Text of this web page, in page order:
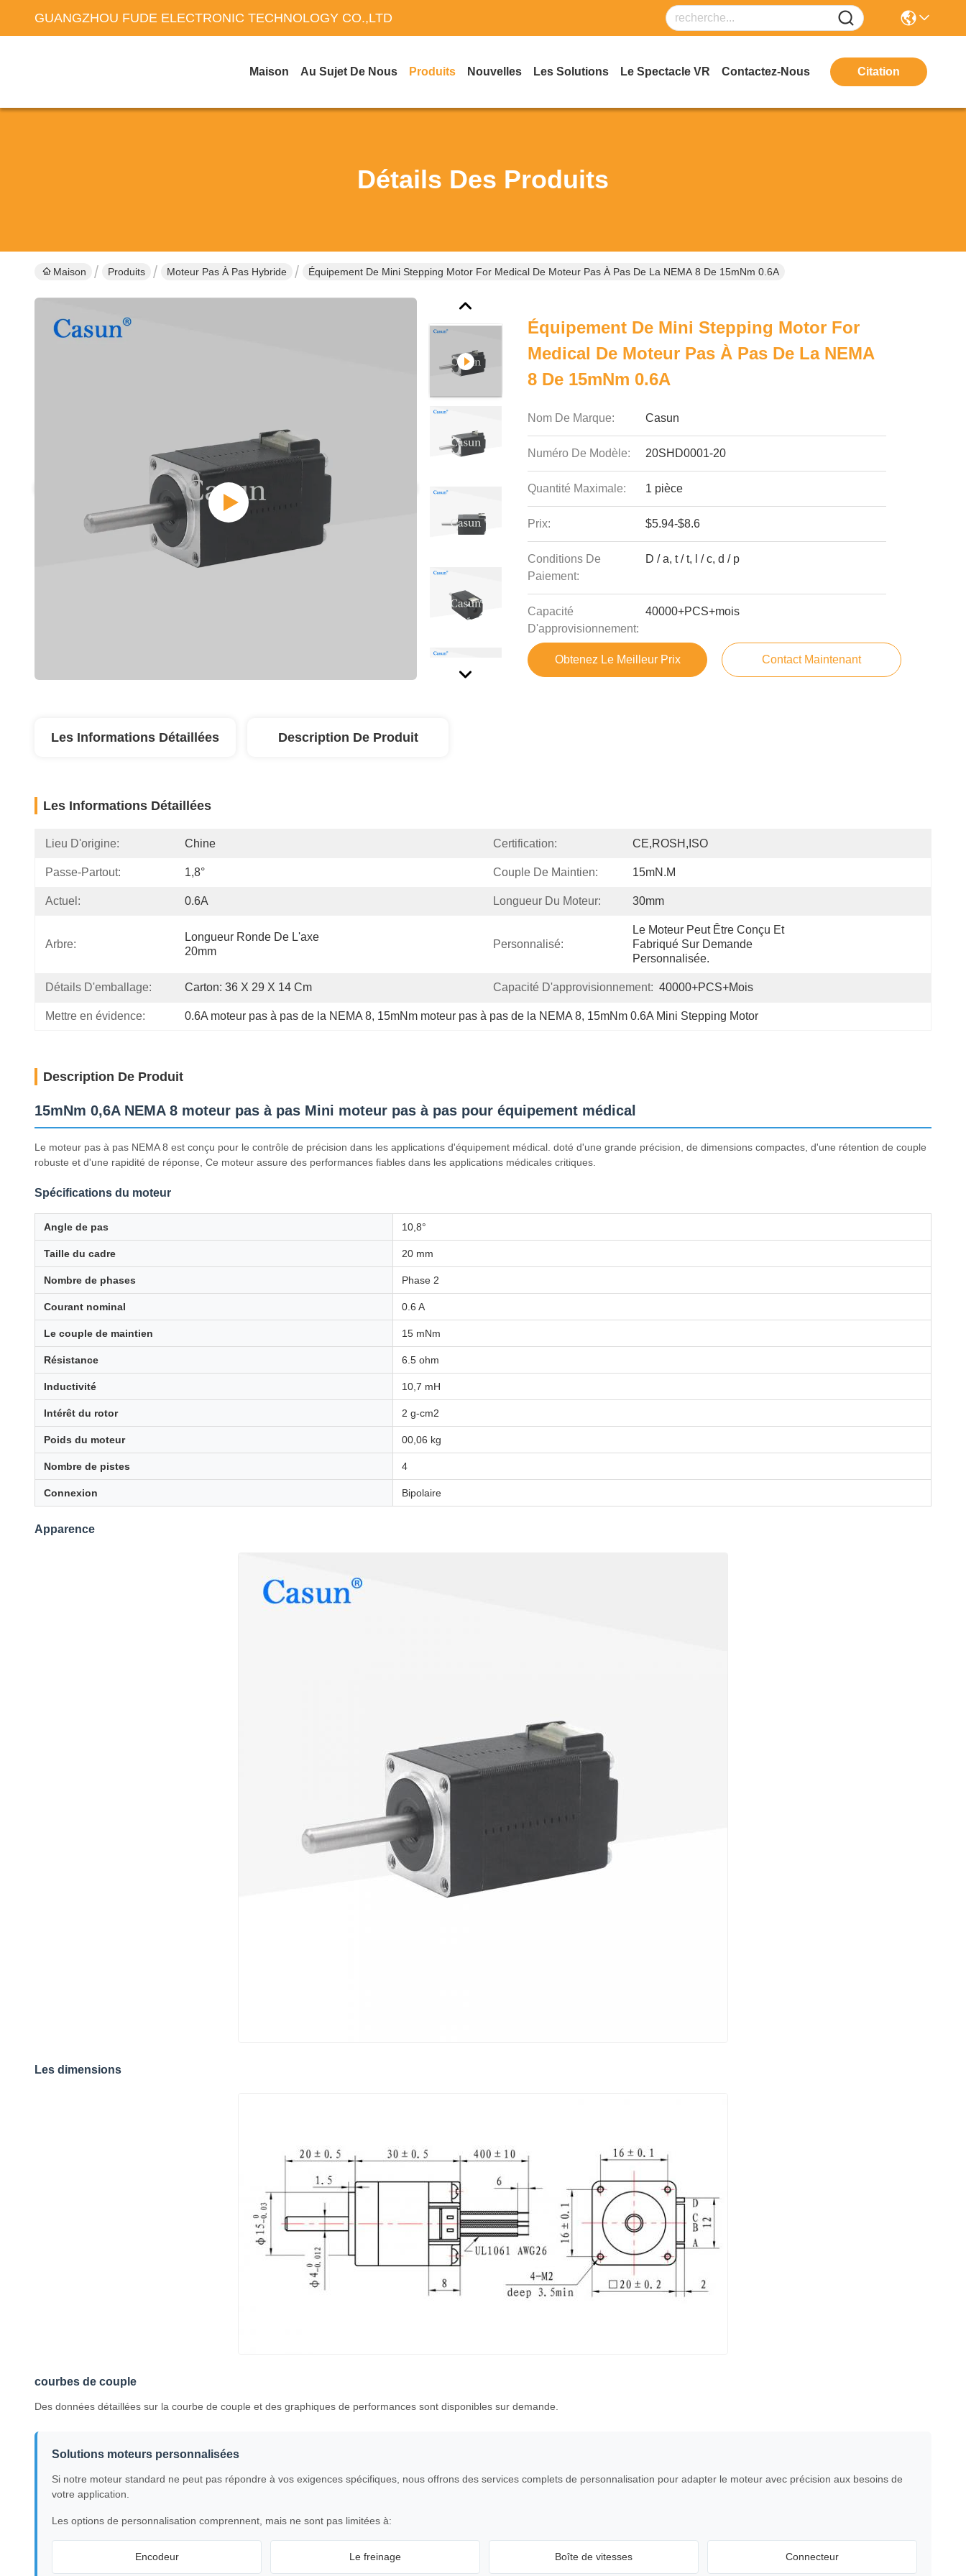
GUANGZHOU FUDE ELECTRONIC TECHNOLOGY CO.,LTD
Maison Au Sujet De Nous Produits Nouvelles Les Solutions Le Spectacle VR Contactez-Nous Citation
Détails Des Produits
Maison Produits Moteur Pas À Pas Hybride Équipement De Mini Stepping Motor For Medical De Moteur Pas À Pas De La NEMA 8 De 15mNm 0.6A
Équipement De Mini Stepping Motor For
Medical De Moteur Pas À Pas De La NEMA
8 De 15mNm 0.6A
Nom De Marque: Casun
Numéro De Modèle: 20SHD0001-20
Quantité Maximale: 1 pièce
Prix: $5.94-$8.6
Conditions De
Paiement:
D / a, t / t, l / c, d / p
Capacité
D'approvisionnement:
40000+PCS+mois
Obtenez Le Meilleur Prix Contact Maintenant
Les Informations Détaillées Description De Produit
Les Informations Détaillées
Lieu D'origine: Chine Certification: CE,ROSH,ISO
Passe-Partout: 1,8° Couple De Maintien: 15mN.m
Actuel: 0.6A Longueur Du Moteur: 30mm
Arbre:
Longueur Ronde De L'axe
20mm
Personnalisé:
Le Moteur Peut Être Conçu Et
Fabriqué Sur Demande
Personnalisée.
Détails D'emballage: Carton: 36 X 29 X 14 Cm Capacité D'approvisionnement: 40000+PCS+mois
Mettre en évidence: 0.6A moteur pas à pas de la NEMA 8, 15mNm moteur pas à pas de la NEMA 8, 15mNm 0.6A Mini Stepping Motor
Description De Produit
15mNm 0,6A NEMA 8 moteur pas à pas Mini moteur pas à pas pour équipement médical
Le moteur pas à pas NEMA 8 est conçu pour le contrôle de précision dans les applications d'équipement médical. doté d'une grande précision, de dimensions compactes, d'une rétention de couple
robuste et d'une rapidité de réponse, Ce moteur assure des performances fiables dans les applications médicales critiques.
Spécifications du moteur
Angle de pas 10,8°
Taille du cadre 20 mm
Nombre de phases Phase 2
Courant nominal 0.6 A
Le couple de maintien 15 mNm
Résistance 6.5 ohm
Inductivité 10,7 mH
Intérêt du rotor 2 g-cm2
Poids du moteur 00,06 kg
Nombre de pistes 4
Connexion Bipolaire
Apparence
Les dimensions
courbes de couple
Des données détaillées sur la courbe de couple et des graphiques de performances sont disponibles sur demande.
Solutions moteurs personnalisées
Si notre moteur standard ne peut pas répondre à vos exigences spécifiques, nous offrons des services complets de personnalisation pour adapter le moteur avec précision aux besoins de
votre application.
Les options de personnalisation comprennent, mais ne sont pas limitées à:
Encodeur Le freinage Boîte de vitesses Connecteur